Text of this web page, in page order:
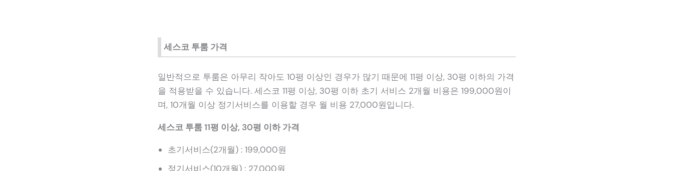
세스코 투룸 가격
일반적으로 투룸은 아무리 작아도 10평 이상인 경우가 많기 때문에 11평 이상, 30평 이하의 가격
을 적용받을 수 있습니다. 세스코 11평 이상, 30평 이하 초기 서비스 2개월 비용은 199,000원이
며, 10개월 이상 정기서비스를 이용할 경우 월 비용 27,000원입니다.
세스코 투룸 11평 이상, 30평 이하 가격
초기서비스(2개월) : 199,000원
정기서비스(10개월) : 27,000원